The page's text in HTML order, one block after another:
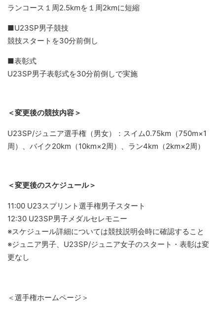
ランコース１周2.5kmを１周2kmに短縮
■U23SP男子競技
競技スタートを30分前倒し
■表彰式
U23SP男子表彰式を30分前倒しで実施
＜変更後の競技内容＞
U23SP/ジュニア選手権（男女）：スイム0.75km（750m×1
周）、バイク20km（10km×2周）、ラン4km（2km×2周）
＜変更後のスケジュール＞
11:00 U23スプリント選手権男子スタート
12:30 U23SP男子メダルセレモニー
※スケジュール詳細については競技説明会時に確認すること
※ジュニア男子、U23SP/ジュニア女子のスタート・表彰は変
更なし
＜選手権ホームページ＞